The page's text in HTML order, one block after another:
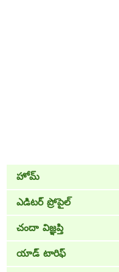
హోమ్
ఎడిటర్ ప్రోపైల్
చందా విజ్ఞప్తి
యాడ్ టారిఫ్